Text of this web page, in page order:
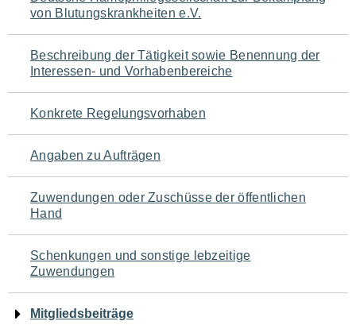
für
den
Seiteninhalt
von Blutungskrankheiten e.V.
Beschreibung der Tätigkeit sowie Benennung der
Interessen- und Vorhabenbereiche
Konkrete Regelungsvorhaben
Angaben zu Aufträgen
Zuwendungen oder Zuschüsse der öffentlichen
Hand
Schenkungen und sonstige lebzeitige
Zuwendungen
Mitgliedsbeiträge